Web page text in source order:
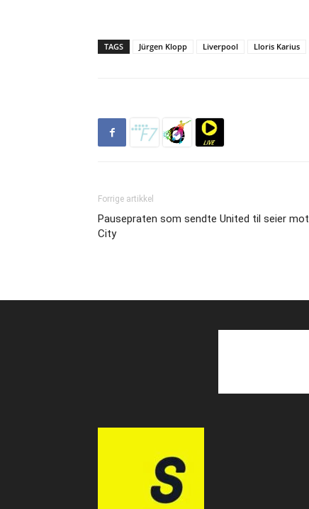
TAGS Jürgen Klopp Liverpool Lloris Karius
Forrige artikkel
Pausepraten som sendte United til seier mot
City